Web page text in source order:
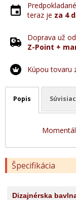
teraz je za 4
Doprava už od
Z-Point +
Kúpou tovaru
Popis
Špecifikácia
Dizajnérska